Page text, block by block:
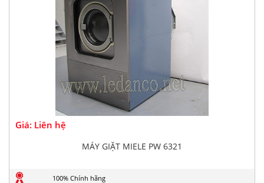
Giá: Liên hệ
MÁY GIẶT MIELE PW 6321
100% Chính hãng